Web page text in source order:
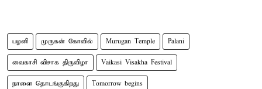
பழனி முருகன் கோவில் Murugan Temple Palani
வைகாசி விசாக திருவிழா Vaikasi Visakha Festival
நாளை தொடங்குகிறது Tomorrow begins